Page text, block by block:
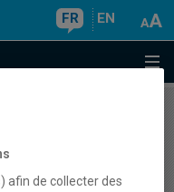
FR EN
du primaire
afin de collecter des